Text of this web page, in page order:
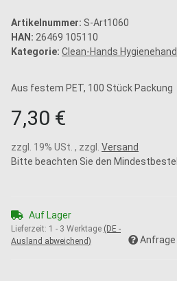
Artikelnummer: S-Art1060
HAN: 26469 105110
Kategorie: Clean-Hands
Aus festem PET, 100 Stück Packung
7,30 €
zzgl. 19% USt. , zzgl. Versand
Bitte beachten Sie den
Auf Lager
Lieferzeit: 1 - 3 Werktage (DE -
Ausland abweichend)